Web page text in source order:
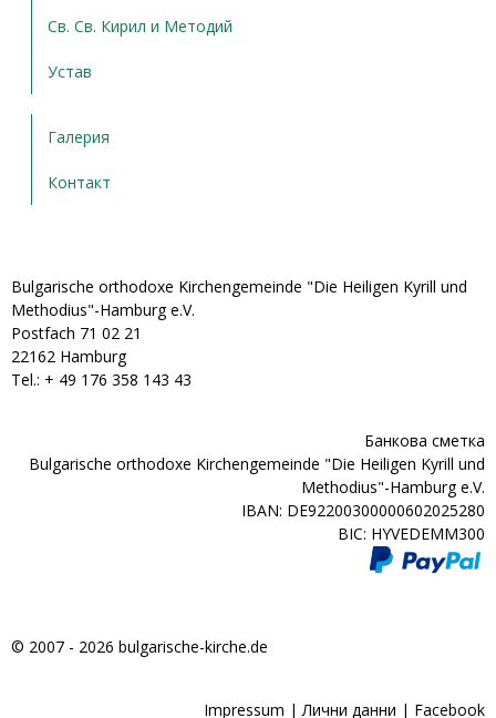
Св. Св. Кирил и Методий
Устав
Галерия
Контакт
Bulgarische orthodoxe Kirchengemeinde "Die Heiligen Kyrill und
Methodius"-Hamburg e.V.
Postfach 71 02 21
22162 Hamburg
Tel.: + ‭49 176 358 143 43‬
Банкова сметка
Bulgarische orthodoxe Kirchengemeinde "Die Heiligen Kyrill und
Methodius"-Hamburg e.V.
IBAN: DE92200300000602025280
BIC: HYVEDEMM300
© 2007 - 2026 bulgarische-kirche.de
Impressum |Лични данни | Facebook